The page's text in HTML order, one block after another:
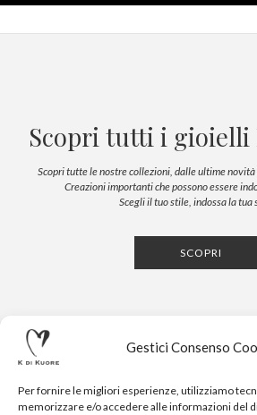
Gestici Consenso
Per fornire le migliori esperienze, utilizziamo
memorizzare e/o accedere alle informazioni del
Scopri tutti i gioielli
Scopri tutte le nostre collezioni, dalle ultime
Creazioni importanti che possono essere
Scegli il tuo stile, indossa la tua
SCOPRI